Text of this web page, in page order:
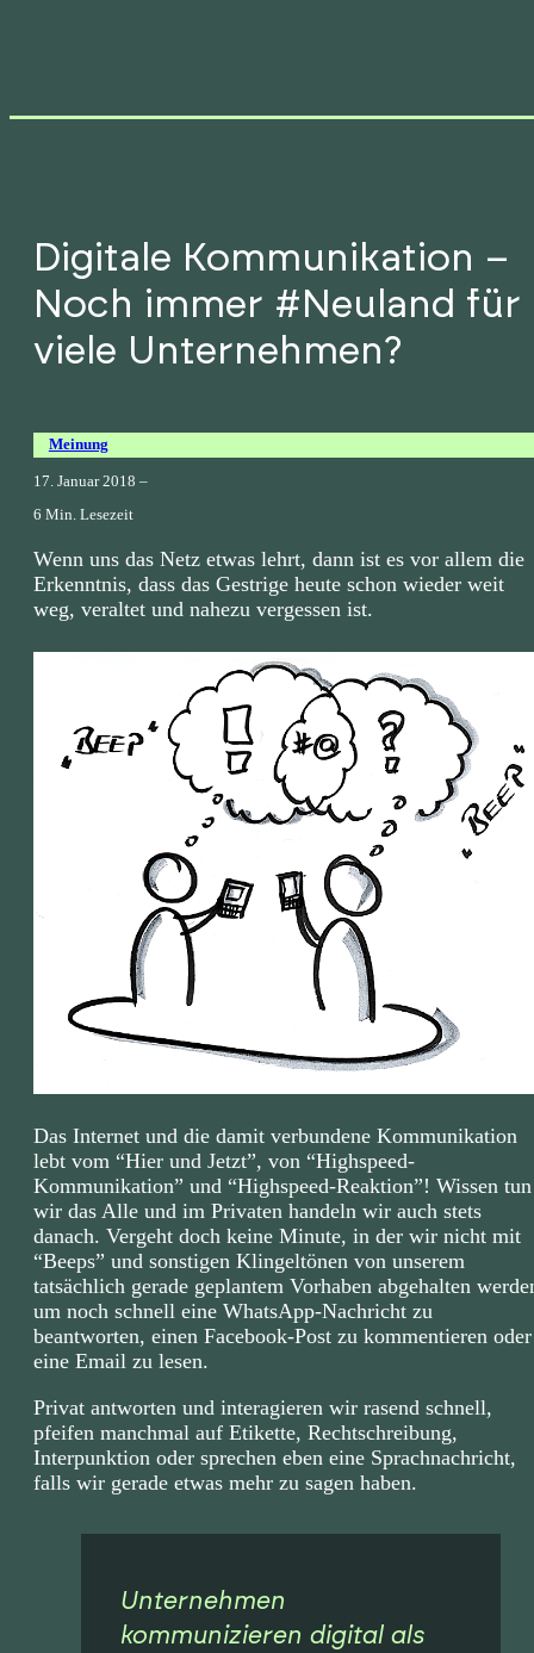
Digitale Kommunikation –
Noch immer #Neuland für
viele Unternehmen?
Meinung
17. Januar 2018 –
6 Min. Lesezeit
Wenn uns das Netz etwas lehrt, dann ist es vor allem die
Erkenntnis, dass das Gestrige heute schon wieder weit
weg, veraltet und nahezu vergessen ist.
Das Internet und die damit verbundene Kommunikation
lebt vom “Hier und Jetzt”, von “Highspeed-
Kommunikation” und “Highspeed-Reaktion”! Wissen tun
wir das Alle und im Privaten handeln wir auch stets
danach. Vergeht doch keine Minute, in der wir nicht mit
“Beeps” und sonstigen Klingeltönen von unserem
tatsächlich gerade geplantem Vorhaben abgehalten
um noch schnell eine WhatsApp-Nachricht zu
beantworten, einen Facebook-Post zu kommentieren oder
eine Email zu lesen.
Privat antworten und interagieren wir rasend schnell,
pfeifen manchmal auf Etikette, Rechtschreibung,
Interpunktion oder sprechen eben eine Sprachnachricht,
falls wir gerade etwas mehr zu sagen haben.
Unternehmen
kommunizieren digital als